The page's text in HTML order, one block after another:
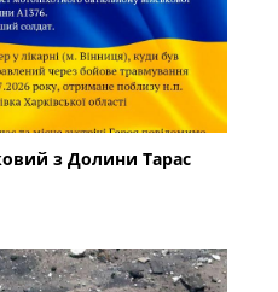
з Долини Тарас